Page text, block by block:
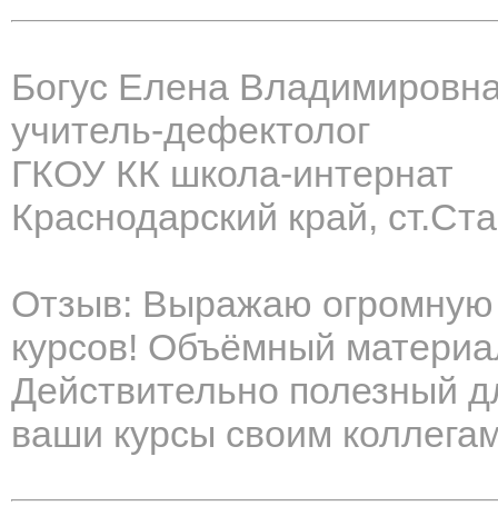
Богус Елена
учитель-дефектолог
ГКОУ КК школа-интернат
Краснодарский край,
Отзыв: Выражаю огромную
курсов! Объёмный
Действительно полезный
ваши курсы своим